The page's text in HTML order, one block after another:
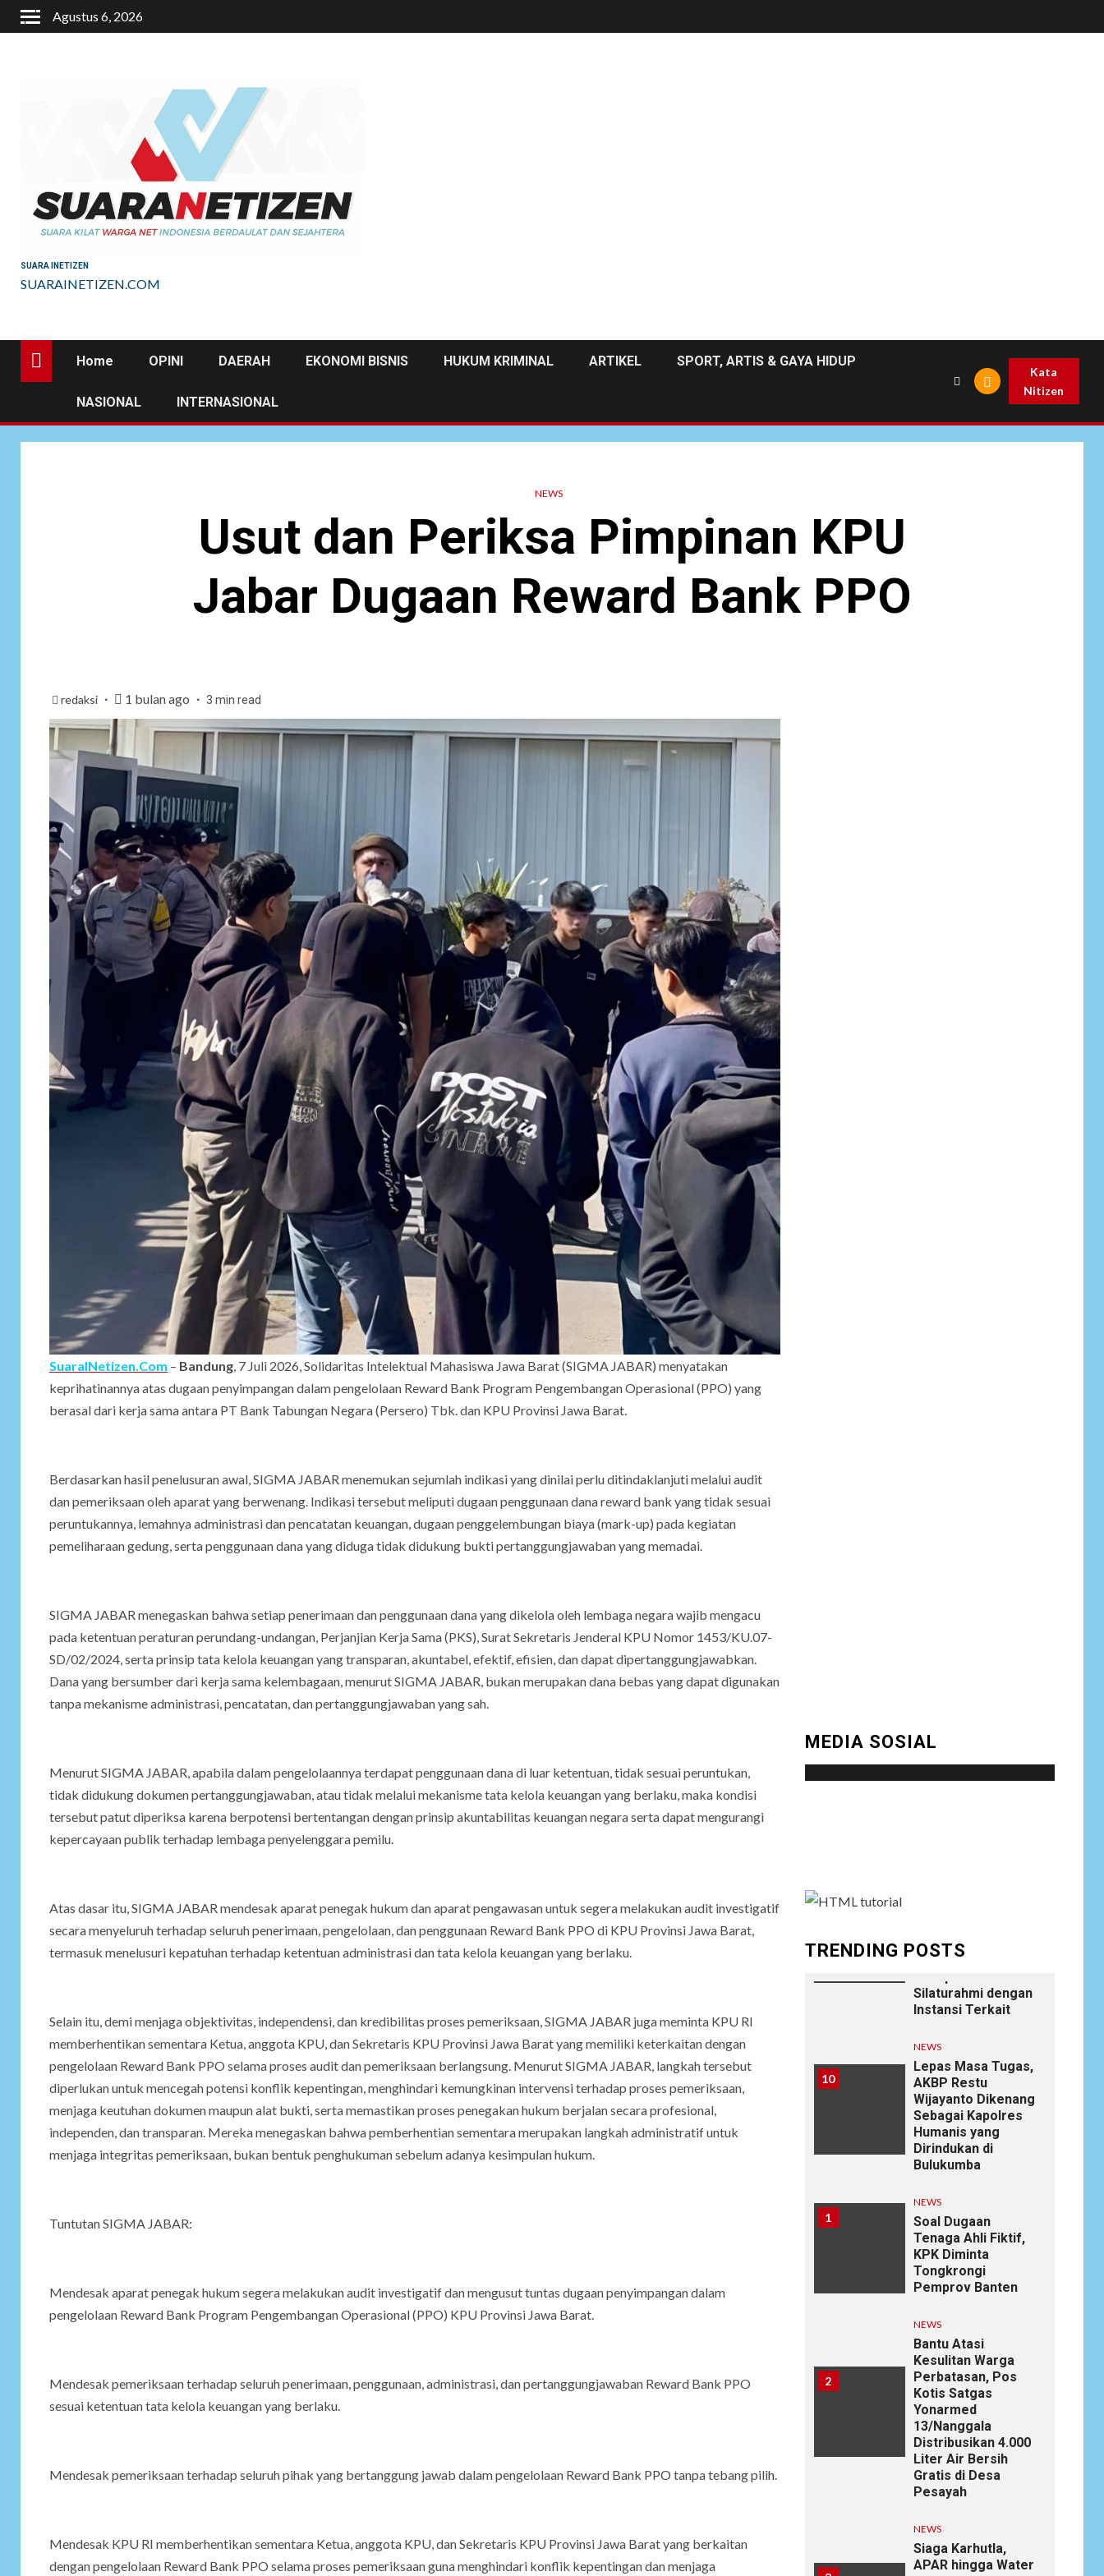
Skip
to
Agustus 6, 2026
SUARA INETIZEN
SUARAINETIZEN.COM
Home OPINI DAERAH EKONOMI BISNIS HUKUM KRIMINAL ARTIKEL SPORT, ARTIS & GAYA HIDUP
NASIONAL INTERNASIONAL
Kata
Nitizen
NEWS
Usut dan Periksa Pimpinan KPU
Jabar Dugaan Reward Bank PPO
redaksi 1 bulan ago 3 min read
SuaraINetizen.Com – Bandung, 7 Juli 2026, Solidaritas Intelektual Mahasiswa Jawa Barat (SIGMA JABAR) menyatakan
keprihatinannya atas dugaan penyimpangan dalam pengelolaan Reward Bank Program Pengembangan Operasional (PPO) yang
berasal dari kerja sama antara PT Bank Tabungan Negara (Persero) Tbk. dan KPU Provinsi Jawa Barat.
Berdasarkan hasil penelusuran awal, SIGMA JABAR menemukan sejumlah indikasi yang dinilai perlu ditindaklanjuti melalui audit
dan pemeriksaan oleh aparat yang berwenang. Indikasi tersebut meliputi dugaan penggunaan dana reward bank yang tidak sesuai
peruntukannya, lemahnya administrasi dan pencatatan keuangan, dugaan penggelembungan biaya (mark-up) pada kegiatan
pemeliharaan gedung, serta penggunaan dana yang diduga tidak didukung bukti pertanggungjawaban yang memadai.
SIGMA JABAR menegaskan bahwa setiap penerimaan dan penggunaan dana yang dikelola oleh lembaga negara wajib mengacu
pada ketentuan peraturan perundang-undangan, Perjanjian Kerja Sama (PKS), Surat Sekretaris Jenderal KPU Nomor 1453/KU.07-
SD/02/2024, serta prinsip tata kelola keuangan yang transparan, akuntabel, efektif, efisien, dan dapat dipertanggungjawabkan.
Dana yang bersumber dari kerja sama kelembagaan, menurut SIGMA JABAR, bukan merupakan dana bebas yang dapat digunakan
tanpa mekanisme administrasi, pencatatan, dan pertanggungjawaban yang sah.
Menurut SIGMA JABAR, apabila dalam pengelolaannya terdapat penggunaan dana di luar ketentuan, tidak sesuai peruntukan,
tidak didukung dokumen pertanggungjawaban, atau tidak melalui mekanisme tata kelola keuangan yang berlaku, maka kondisi
tersebut patut diperiksa karena berpotensi bertentangan dengan prinsip akuntabilitas keuangan negara serta dapat mengurangi
kepercayaan publik terhadap lembaga penyelenggara pemilu.
Atas dasar itu, SIGMA JABAR mendesak aparat penegak hukum dan aparat pengawasan untuk segera melakukan audit investigatif
secara menyeluruh terhadap seluruh penerimaan, pengelolaan, dan penggunaan Reward Bank PPO di KPU Provinsi Jawa Barat,
termasuk menelusuri kepatuhan terhadap ketentuan administrasi dan tata kelola keuangan yang berlaku.
Selain itu, demi menjaga objektivitas, independensi, dan kredibilitas proses pemeriksaan, SIGMA JABAR juga meminta KPU RI
memberhentikan sementara Ketua, anggota KPU, dan Sekretaris KPU Provinsi Jawa Barat yang memiliki keterkaitan dengan
pengelolaan Reward Bank PPO selama proses audit dan pemeriksaan berlangsung. Menurut SIGMA JABAR, langkah tersebut
diperlukan untuk mencegah potensi konflik kepentingan, menghindari kemungkinan intervensi terhadap proses pemeriksaan,
menjaga keutuhan dokumen maupun alat bukti, serta memastikan proses penegakan hukum berjalan secara profesional,
independen, dan transparan. Mereka menegaskan bahwa pemberhentian sementara merupakan langkah administratif untuk
menjaga integritas pemeriksaan, bukan bentuk penghukuman sebelum adanya kesimpulan hukum.
Tuntutan SIGMA JABAR:
Mendesak aparat penegak hukum segera melakukan audit investigatif dan mengusut tuntas dugaan penyimpangan dalam
pengelolaan Reward Bank Program Pengembangan Operasional (PPO) KPU Provinsi Jawa Barat.
Mendesak pemeriksaan terhadap seluruh penerimaan, penggunaan, administrasi, dan pertanggungjawaban Reward Bank PPO
sesuai ketentuan tata kelola keuangan yang berlaku.
Mendesak pemeriksaan terhadap seluruh pihak yang bertanggung jawab dalam pengelolaan Reward Bank PPO tanpa tebang pilih.
Mendesak KPU RI memberhentikan sementara Ketua, anggota KPU, dan Sekretaris KPU Provinsi Jawa Barat yang berkaitan
dengan pengelolaan Reward Bank PPO selama proses pemeriksaan guna menghindari konflik kepentingan dan menjaga
MEDIA SOSIAL
TRENDING POSTS
Hukum, Ungkap
9
Laksanakan
Anjangsana Untuk
Silaturahmi dengan
Instansi Terkait
10
NEWS
Lepas Masa Tugas,
AKBP Restu
Wijayanto Dikenang
Sebagai Kapolres
Humanis yang
Dirindukan di
Bulukumba
1
NEWS
Soal Dugaan
Tenaga Ahli Fiktif,
KPK Diminta
Tongkrongi
Pemprov Banten
2
NEWS
Bantu Atasi
Kesulitan Warga
Perbatasan, Pos
Kotis Satgas
Yonarmed
13/Nanggala
Distribusikan 4.000
Liter Air Bersih
Gratis di Desa
Pesayah
NEWS
Siaga Karhutla,
APAR hingga Water